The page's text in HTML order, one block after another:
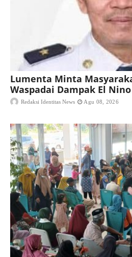
Lumenta Minta
Waspadai Dampak El Nino
Redaksi Identitas News Agu 08, 2026